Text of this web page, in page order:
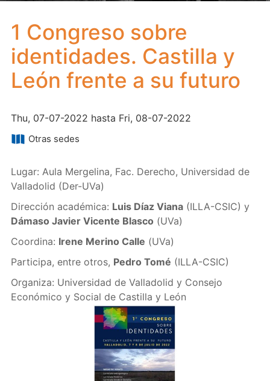
1 Congreso sobre
identidades. Castilla y
León frente a su futuro
Thu, 07-07-2022 hasta Fri, 08-07-2022
Otras sedes
Lugar: Aula Mergelina, Fac. Derecho, Universidad de
Valladolid (Der-UVa)
Dirección académica: Luis Díaz Viana(ILLA-CSIC) y
Dámaso Javier Vicente Blasco (UVa)
Coordina: Irene Merino Calle (UVa)
Participa, entre otros, Pedro Tomé (ILLA-CSIC)
Organiza: Universidad de Valladolid y Consejo
Económico y Social de Castilla y León